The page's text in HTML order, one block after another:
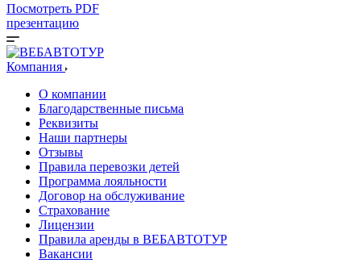
Посмотреть PDF
презентацию
Компания
О компании
Благодарственные письма
Реквизиты
Наши партнеры
Отзывы
Правила перевозки детей
Программа лояльности
Договор на обслуживание
Страхование
Лицензии
Правила аренды в ВЕБАВТОТУР
Вакансии